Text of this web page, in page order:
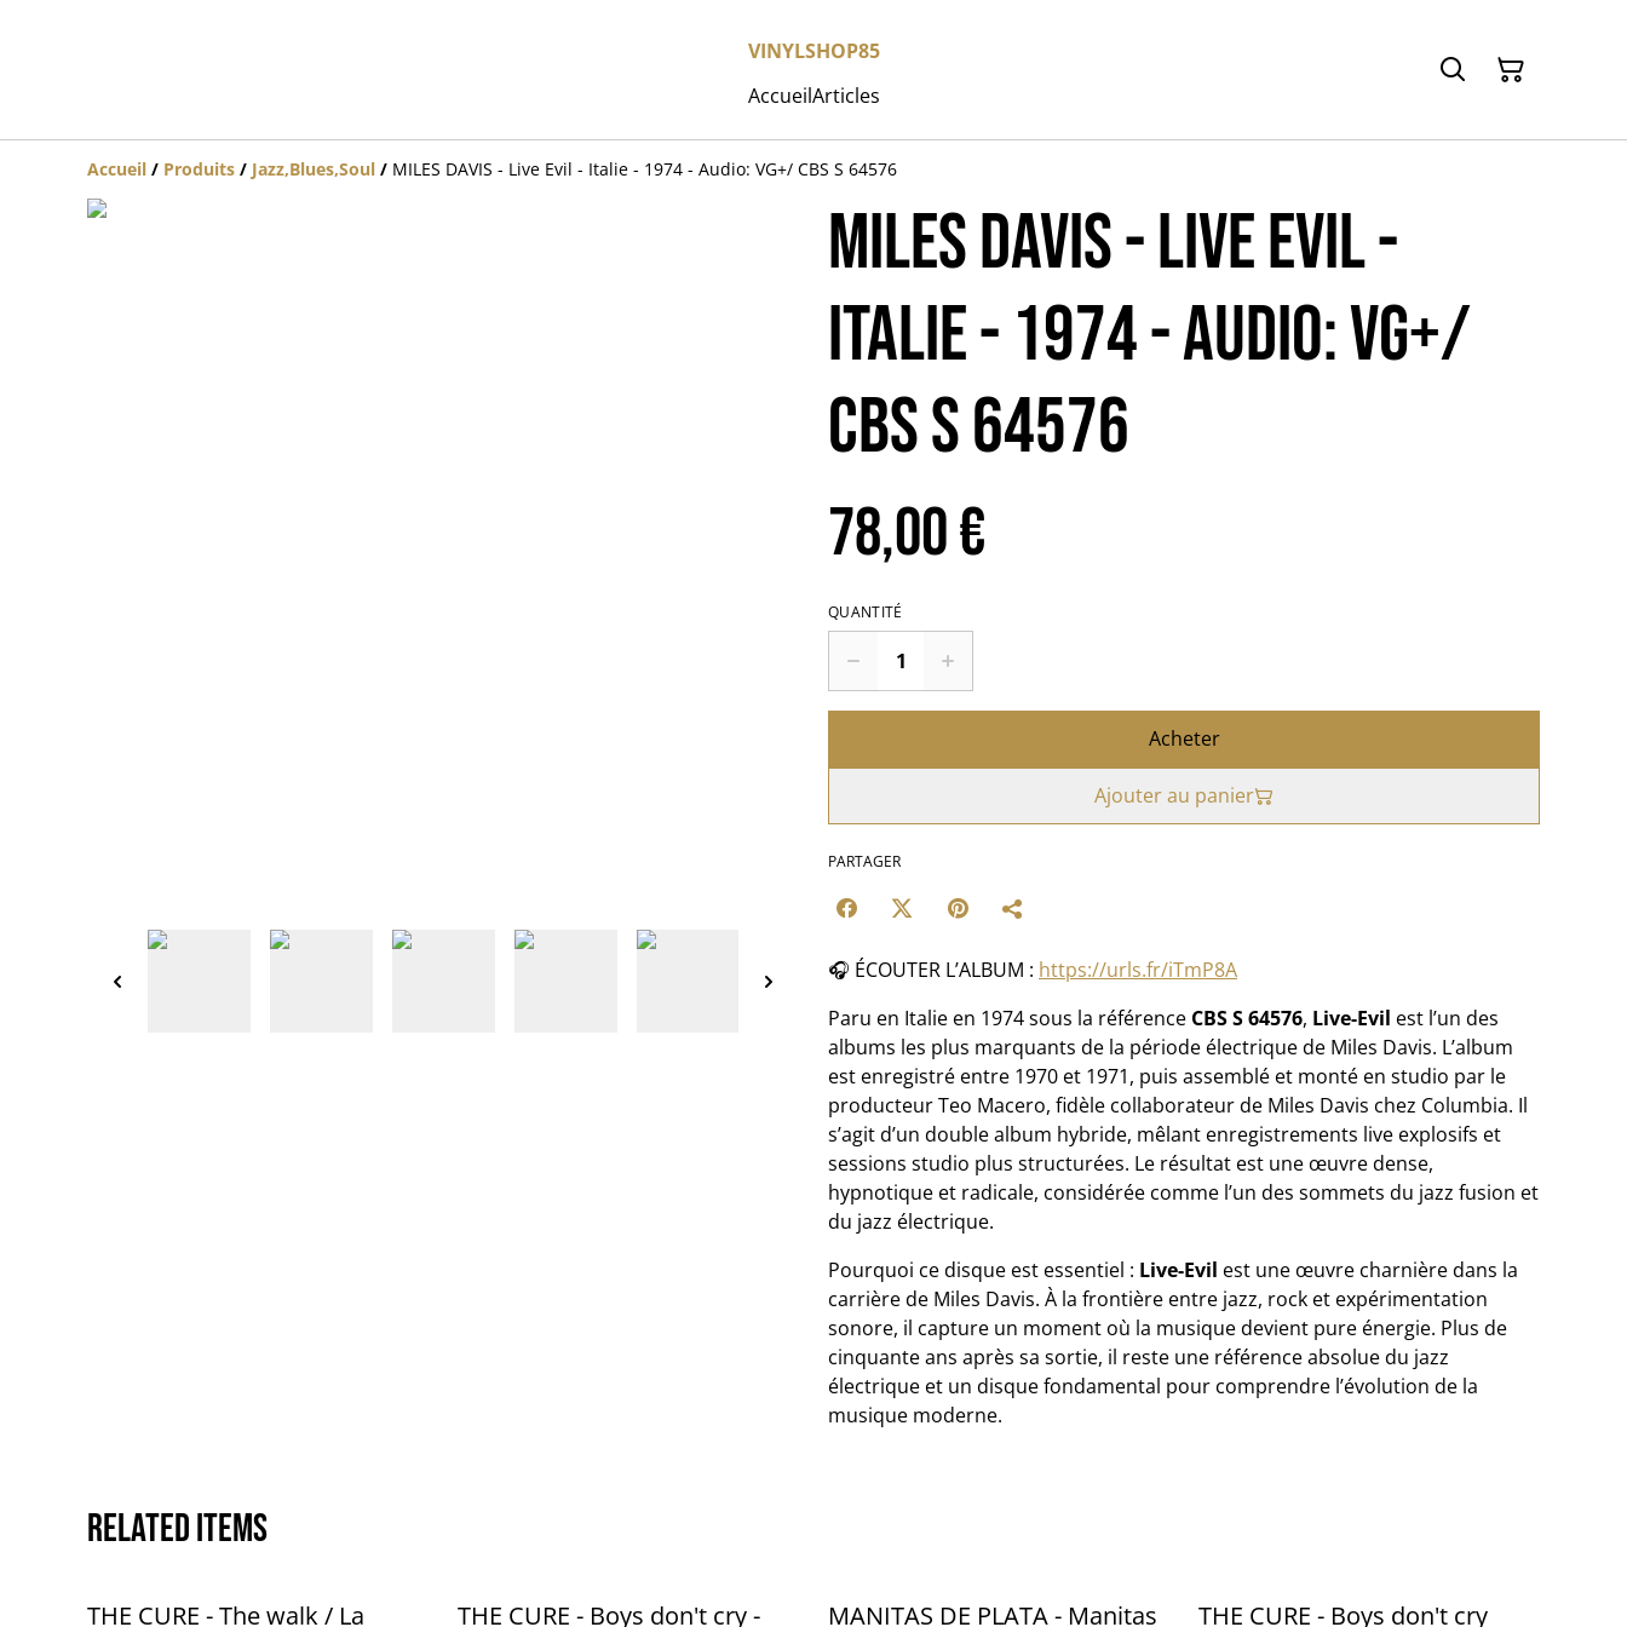
VINYLSHOP85
AccueilArticles
Accueil / Produits / Jazz,Blues,Soul / MILES DAVIS - Live Evil - Italie - 1974 - Audio: VG+/ CBS S 64576
MILES DAVIS - Live Evil -
Italie - 1974 - Audio: VG+/
CBS S 64576
78,00 €
QUANTITÉ
Acheter
Ajouter au panier
PARTAGER
🎧 ÉCOUTER L’ALBUM : https://urls.fr/iTmP8A
Paru en Italie en 1974 sous la référence CBS S 64576, Live-Evil est l’un des
albums les plus marquants de la période électrique de Miles Davis. L’album
est enregistré entre 1970 et 1971, puis assemblé et monté en studio par le
producteur Teo Macero, fidèle collaborateur de Miles Davis chez Columbia. Il
s’agit d’un double album hybride, mêlant enregistrements live explosifs et
sessions studio plus structurées. Le résultat est une œuvre dense,
hypnotique et radicale, considérée comme l’un des sommets du jazz fusion et
du jazz électrique.
Pourquoi ce disque est essentiel : Live-Evil est une œuvre charnière dans la
carrière de Miles Davis. À la frontière entre jazz, rock et expérimentation
sonore, il capture un moment où la musique devient pure énergie. Plus de
cinquante ans après sa sortie, il reste une référence absolue du jazz
électrique et un disque fondamental pour comprendre l’évolution de la
musique moderne.
Related items
THE CURE - The walk / La THE CURE - Boys don't cry - MANITAS DE PLATA - Manitas THE CURE - Boys don't cry